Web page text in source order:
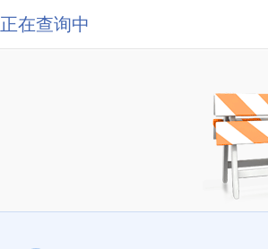
正在查询中